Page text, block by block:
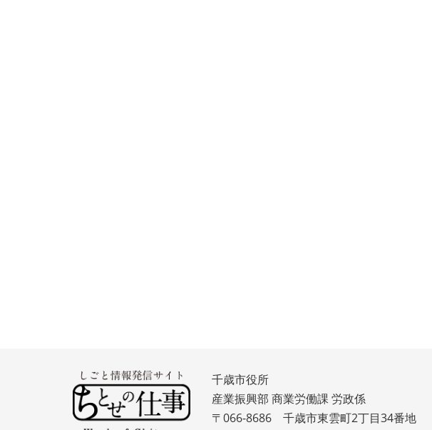
千歳市役所
産業振興部 商業労働課 労政係
〒066-8686 千歳市東雲町2丁目34番地